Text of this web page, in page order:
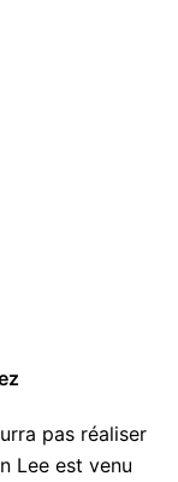
pas réaliser
Lee est venu